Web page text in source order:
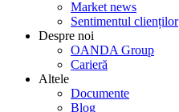
Market news
Sentimentul clienților
Despre noi
OANDA Group
Carieră
Altele
Documente
Blog